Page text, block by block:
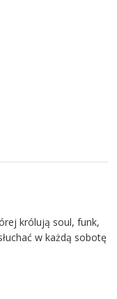
królują soul, funk,
w każdą sobotę